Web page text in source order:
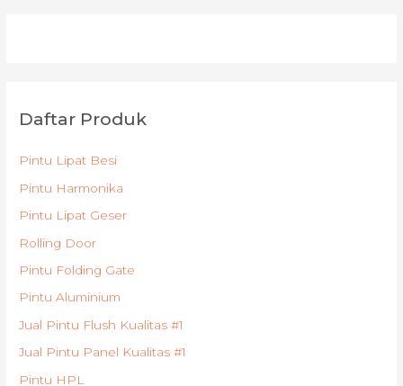
Daftar Produk
Pintu Lipat Besi
Pintu Harmonika
Pintu Lipat Geser
Rolling Door
Pintu Folding Gate
Pintu Aluminium
Jual Pintu Flush Kualitas #1
Jual Pintu Panel Kualitas #1
Pintu HPL